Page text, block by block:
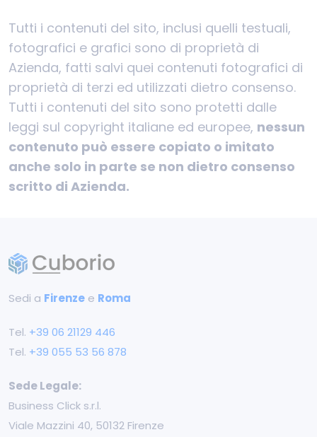
Tutti i contenuti del sito, inclusi quelli testuali,
fotografici e grafici sono di proprietà di
Azienda, fatti salvi quei contenuti fotografici di
proprietà di terzi ed utilizzati dietro consenso.
Tutti i contenuti del sito sono protetti dalle
leggi sul copyright italiane ed europee, nessun
contenuto può essere copiato o imitato
anche solo in parte se non dietro consenso
scritto di Azienda.
Sedi a Firenze e Roma
Tel. +39 ‭06 21129 446‬
Tel. +39 055 53 56 878
Sede Legale:
Business Click s.r.l.
Viale Mazzini 40, 50132 Firenze